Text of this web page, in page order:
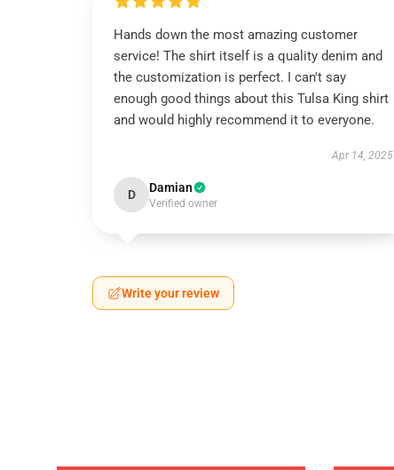
Hands down the most amazing customer
service! The shirt itself is a quality denim and
the customization is perfect. I can't say
enough good things about this Tulsa King shirt
and would highly recommend it to everyone.
Apr 14, 2025
D Damian
Verified owner
Write your review